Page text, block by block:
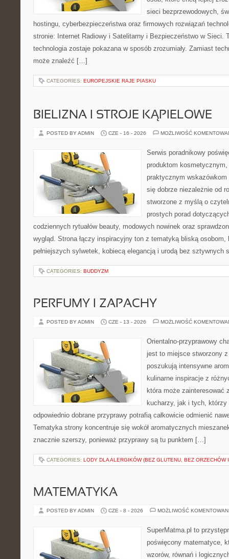
sieci bezprzewodowych,
hostingu, cyberbezpieczeństwa oraz firmowych rozwiązań
stronie: Internet Radiowy i Satelitarny i Bezpieczeństwo w Sieci.
technologia zostaje pokazana w sposób zrozumiały. Zamiast
może znaleźć […]
CATEGORIES: EUROPEJSKIE RAJE PIASKU
BIELIZNA I STROJE KĄPIELOWE
POSTED BY ADMIN CZE - 16 - 2026 MOŻLIWOŚĆ
Serwis poradnikowy
produktom
praktycznym
się dobrze niezależnie od
stworzone z myślą o
prostych porad
codziennych rytuałów beauty, modowych nowinek oraz
wygląd. Strona łączy inspiracyjny ton z tematyką bliską
pełniejszych sylwetek, kobiecą elegancją i urodą bez sztywnych
CATEGORIES: BUDDYZM
PERFUMY I ZAPACHY
POSTED BY ADMIN CZE - 13 - 2026 MOŻLIWOŚĆ
Orientalno-przyprawowy
jest to miejsce stworzony
poszukują intensywne
kulinarne inspiracje z
która może zainteresować
kucharzy, jak i tych, którzy
odpowiednio dobrane przyprawy potrafią całkowicie odmienić
Tematyka strony koncentruje się wokół aromatycznych
znacznie szerszy, ponieważ przyprawy są tu punktem […]
CATEGORIES: LODY DLA ALERGIKÓW (BEZ GLUTENU, BEZ ORZECHÓW
MATEMATYKA
POSTED BY ADMIN CZE - 8 - 2026 MOŻLIWOŚĆ
SuperMatma.pl to
poświęcony matematyce,
wzorów, równań i